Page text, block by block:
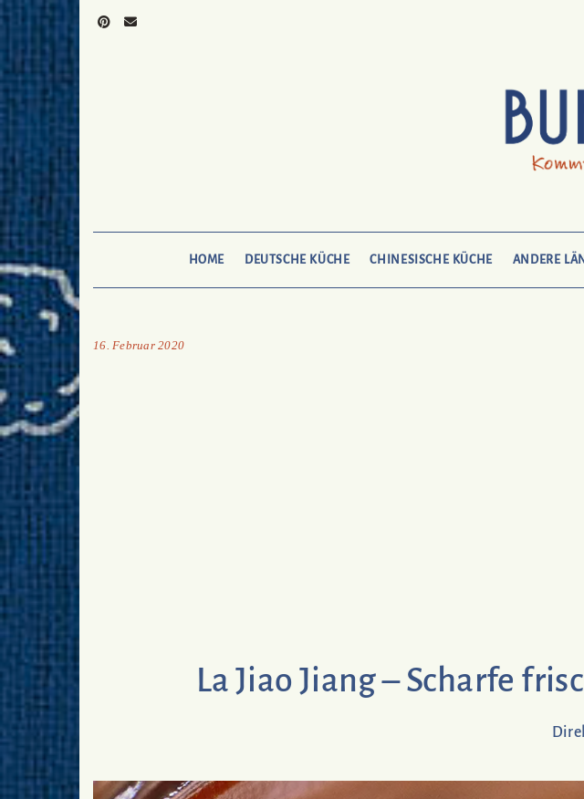
Skip
content
HOME DEUTSCHE KÜCHE CHINESISCHE KÜCHE ANDERE
16. Februar 2020
La Jiao Jiang – Scharfe